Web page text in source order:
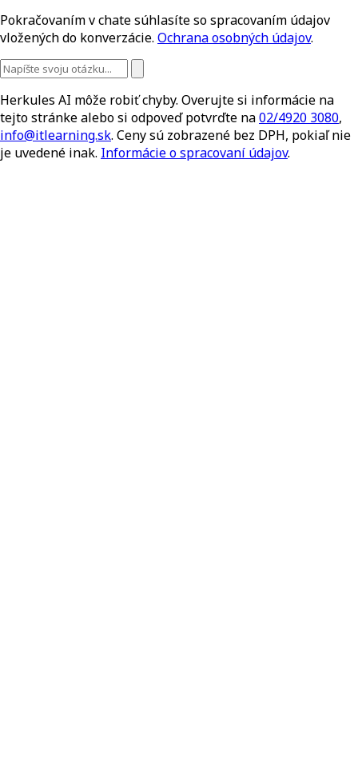
Pokračovaním v chate súhlasíte so spracovaním údajov
vložených do konverzácie. Ochrana osobných údajov.
Herkules AI môže robiť chyby. Overujte si informácie na
tejto stránke alebo si odpoveď potvrďte na02/4920 3080,
info@itlearning.sk. Ceny sú zobrazené bez DPH, pokiaľ nie
je uvedené inak. Informácie o spracovaní údajov.